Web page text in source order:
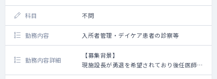
科目 不問
勤務内容 入所者管理・デイケア患者の診察等
勤務内容詳細
【募集背景】
現施設長が勇退を希望されており後任医師を
募集